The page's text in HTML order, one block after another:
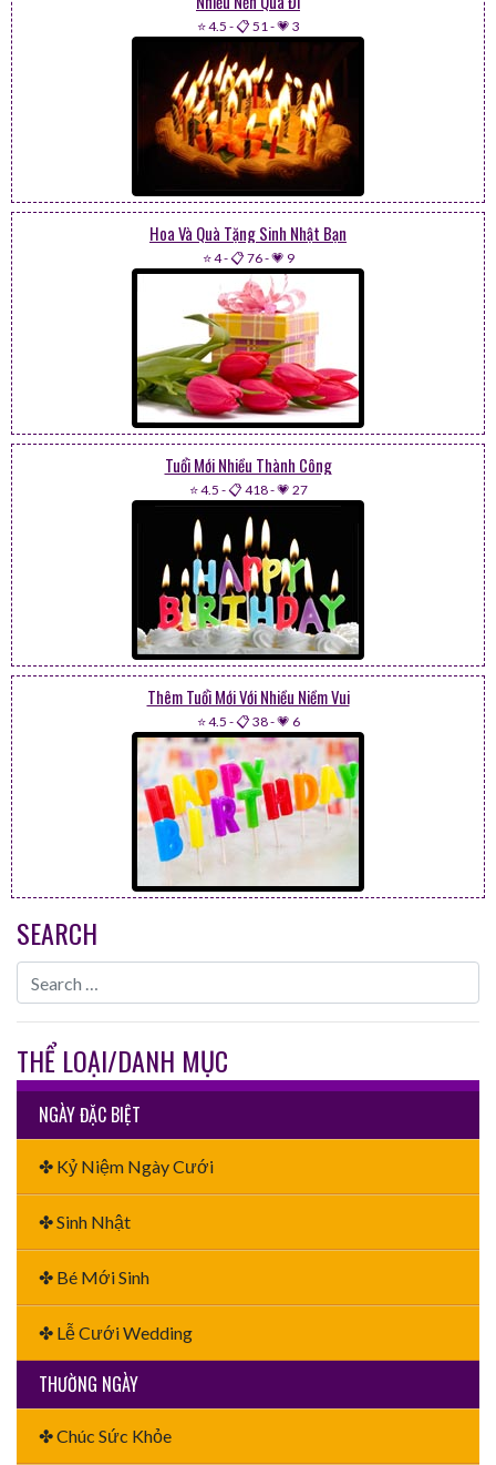
⭐ 4.5 -📋 51-💗 3
Hoa Và Quà Tặng Sinh Nhật Bạn
⭐ 4-📋 76-💗 9
Tuổi Mới Nhiều Thành Công
⭐ 4.5 -📋 418-💗 27
Thêm Tuổi Mới Với Nhiều Niềm Vui
⭐ 4.5 -📋 38-💗 6
SEARCH
THỂ LOẠI/DANH MỤC
NGÀY ĐẶC BIỆT
✤ Kỷ Niệm Ngày Cưới
✤ Sinh Nhật
✤ Bé Mới Sinh
✤ Lễ Cưới Wedding
THƯỜNG NGÀY
✤ Chúc Sức Khỏe